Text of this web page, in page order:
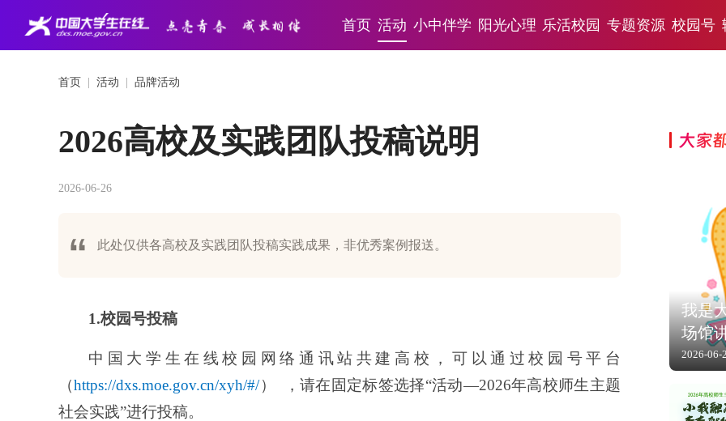
首页 活动 小中伴学 阳光心理 乐活校园 专题资源 校园号
首页 活动 品牌活动
2026高校及实践团队投稿说明
2026-06-26
此处仅供各高校及实践团队投稿实践成果，非优秀案例报送。
1.校园号投稿
中国大学生在线校园网络通讯站共建高校，可以通过校园号平台
（https://dxs.moe.gov.cn/xyh/#/）
，请在固定标签选择“活动—2026年高校师生主题
社会实践”进行投稿。
大家
我是
场馆
2026-06-